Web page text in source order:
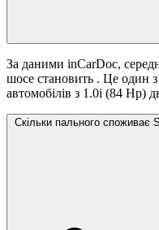
За даними inCarDoc,
шосе становить . Це один з
автомобілів з 1.0i (84 Hp)
Скільки пального споживає